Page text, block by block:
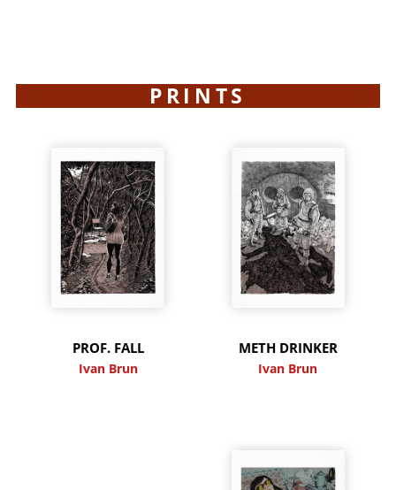
PRINTS
PROF. FALL
Ivan Brun
METH DRINKER
Ivan Brun